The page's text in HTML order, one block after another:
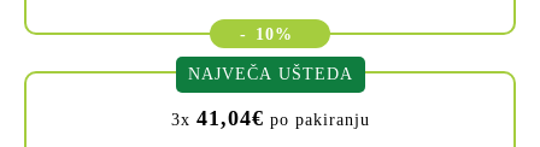
- 10%
3x 41,04€ po pakiranju
NAJVEČA UŠTEDA